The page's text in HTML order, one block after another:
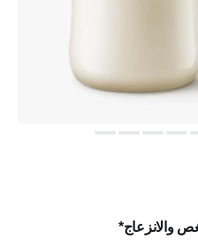
والانزعاج*